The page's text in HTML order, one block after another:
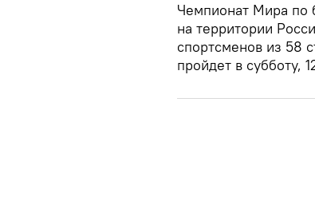
Чемпионат Мира по
на территории
спортсменов из 58
пройдет в субботу,